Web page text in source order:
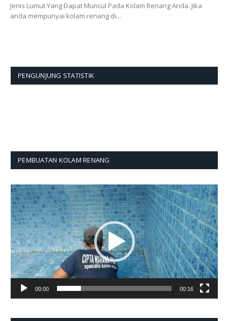
Jenis Lumut Yang Dapat Muncul Pada Kolam Renang Anda. Jika
anda mempunyai kolam renang di…
PENGUNJUNG STATISTIK
PEMBUATAN KOLAM RENANG
Pemutar
Video
00:00 00:16